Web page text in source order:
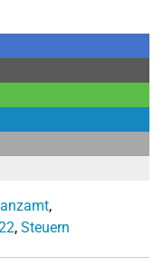
,
, Steuern